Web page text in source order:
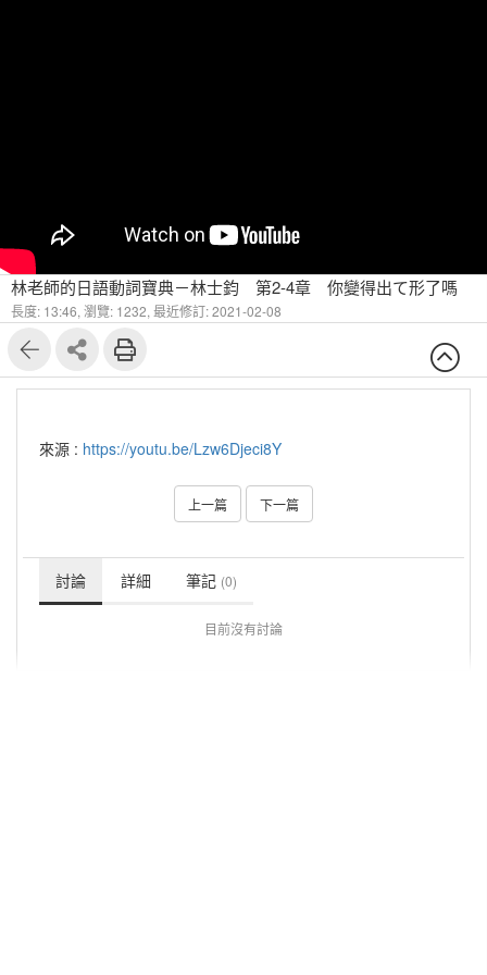
林老師的日語動詞寶典－林士鈞 第2-4章 你變得出て形了嗎
長度: 13:46, 瀏覽: 1232, 最近修訂: 2021-02-08
來源 : https://youtu.be/Lzw6Djeci8Y
上一篇 下一篇
討論 詳細 筆記 (0)
目前沒有討論